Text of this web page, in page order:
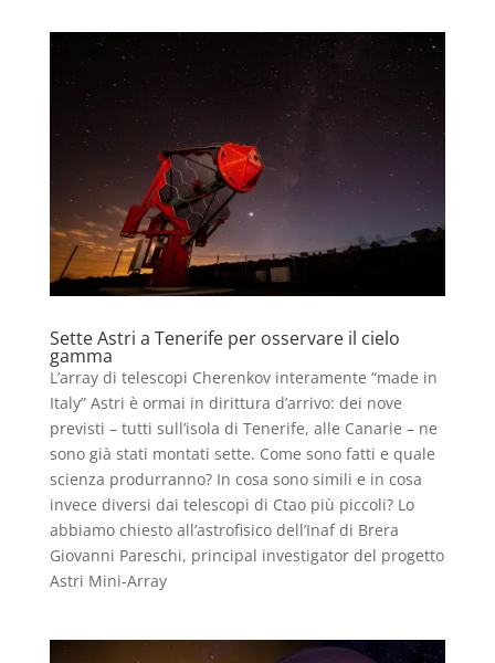
Sette Astri a Tenerife per osservare il cielo
gamma
L’array di telescopi Cherenkov interamente “made in
Italy” Astri è ormai in dirittura d’arrivo: dei nove
previsti – tutti sull’isola di Tenerife, alle Canarie – ne
sono già stati montati sette. Come sono fatti e quale
scienza produrranno? In cosa sono simili e in cosa
invece diversi dai telescopi di Ctao più piccoli? Lo
abbiamo chiesto all’astrofisico dell’Inaf di Brera
Giovanni Pareschi, principal investigator del progetto
Astri Mini-Array